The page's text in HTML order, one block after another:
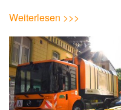
Weiterlesen >>>